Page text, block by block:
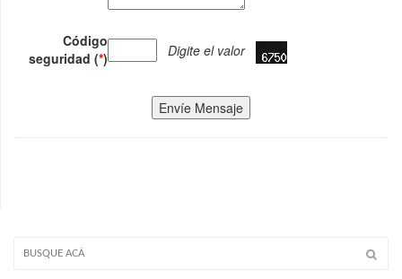
Código
seguridad (*) Digite el valor
Envíe Mensaje